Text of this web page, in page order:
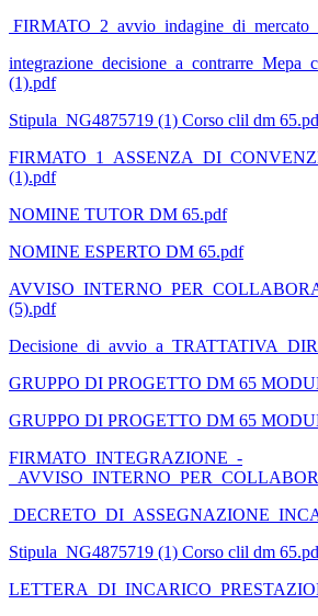
(1).pdf
Stipula_NG4875719 (1) Corso clil dm
(1).pdf
NOMINE TUTOR DM 65.pdf
NOMINE ESPERTO DM 65.pdf
(5).pdf
GRUPPO DI PROGETTO DM 65
GRUPPO DI PROGETTO DM 65
FIRMATO_INTEGRAZIONE_-
Stipula_NG4875719 (1) Corso clil dm